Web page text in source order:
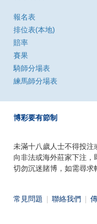
報名表
排位表(本地)
賠率
賽果
騎師分場表
練馬師分場表
博彩要有節制
未滿十八歲人士不得投注
向非法或海外莊家下注，
切勿沉迷賭博，如需尋求
常見問題 聯絡我們